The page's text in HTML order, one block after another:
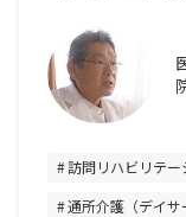
訪問リハビリテー
通所介護（デイサ